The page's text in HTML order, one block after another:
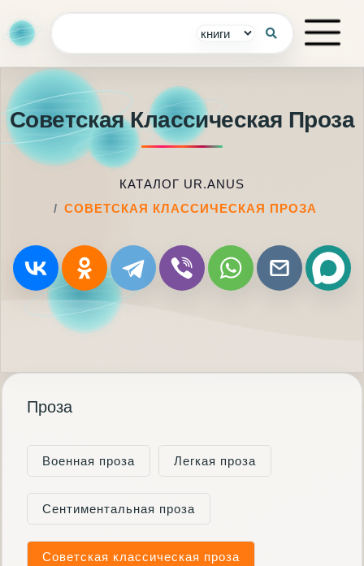
Советская Классическая Проза
КАТАЛОГ UR.ANUS
СОВЕТСКАЯ КЛАССИЧЕСКАЯ ПРОЗА
Проза
Военная проза Легкая проза
Сентиментальная проза
Советская классическая проза